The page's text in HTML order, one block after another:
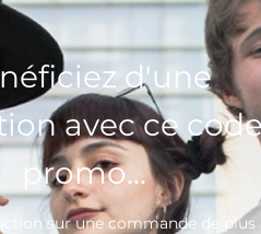
(3,85 ″) de hauteur, 8,5 cm
″) de hauteur, 8,5 cm (3,35 ″)
ondes
d'une
avec ce code
promo...
sur une commande de plus